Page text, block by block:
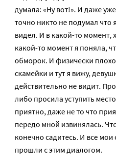
думала: «Ну вот!». И даже
точно никто не подумал что
видел. И в какой-то момент,
какой-то момент я поняла,
обморок. И физически
скамейки и тут я вижу,
действительно не видит.
либо просила уступить
приятно, даже не то что
передо мной извинялась.
конечно садитесь. И все
прошли с этим диалогом.